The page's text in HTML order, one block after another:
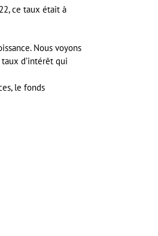
ce taux était à
Nous voyons
d’intérêt qui
le fonds